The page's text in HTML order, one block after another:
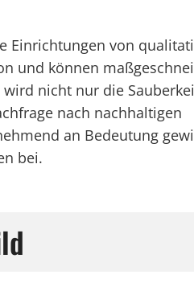
Einrichtungen von
und können
nicht nur die
nach nachhaltigen
an Bedeutung
bei.